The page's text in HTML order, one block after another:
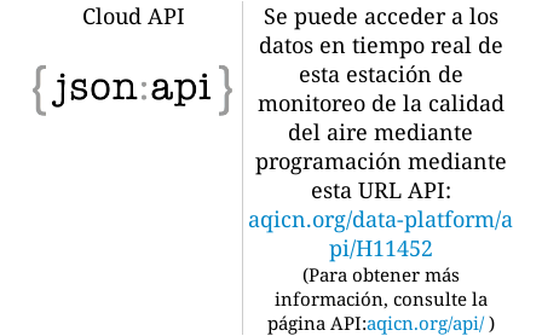
Cloud API
Se puede acceder a los
datos en tiempo real de
esta estación de
monitoreo de la calidad
del aire mediante
programación mediante
esta URL API:
aqicn.org/data-platform/a
pi/H11452
(Para obtener más
información, consulte la
página API:aqicn.org/api/ )